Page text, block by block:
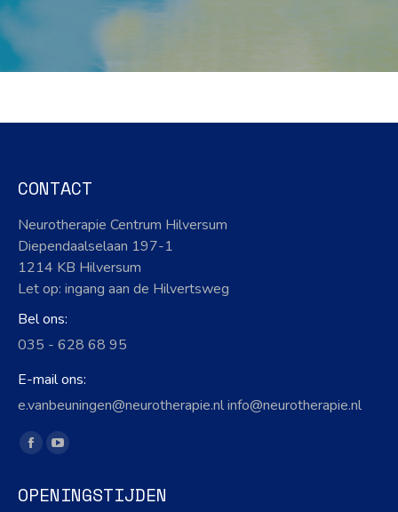
CONTACT
Neurotherapie Centrum Hilversum
Diependaalselaan 197-1
1214 KB Hilversum
Let op: ingang aan de Hilvertsweg
Bel ons:
035 - 628 68 95
E-mail ons:
e.vanbeuningen@neurotherapie.nl info@neurotherapie.nl
Vind ons op:
Facebook
opens
YouTube
opens
OPENINGSTIJDEN